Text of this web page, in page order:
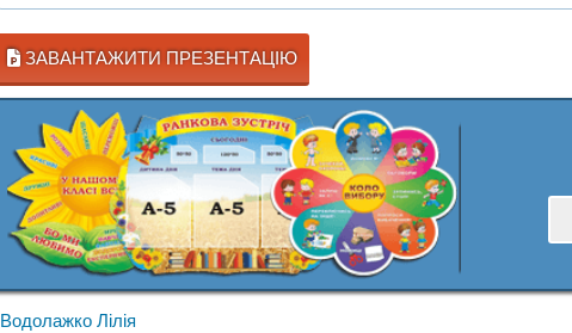
ЗАВАНТАЖИТИ ПРЕЗЕНТАЦІЮ
Водолажко Лілія